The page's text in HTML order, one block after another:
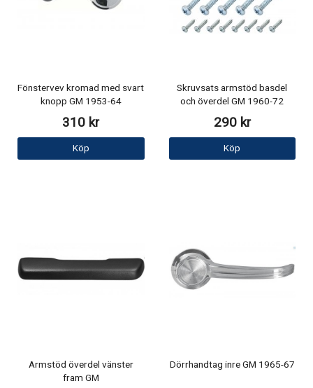
Fönstervev kromad med svart
knopp GM 1953-64
310 kr
Köp
Skruvsats armstöd basdel
och överdel GM 1960-72
290 kr
Köp
Armstöd överdel vänster
fram GM
Dörrhandtag inre GM 1965-67